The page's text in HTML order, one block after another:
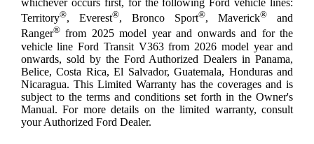
whichever occurs first, for the following Ford vehicle lines:
Territory®, Everest®, Bronco Sport®, Maverick® and
Ranger®from 2025 model year and onwards and for the
vehicle line Ford Transit V363 from 2026 model year and
onwards, sold by the Ford Authorized Dealers in Panama,
Belice, Costa Rica, El Salvador, Guatemala, Honduras and
Nicaragua. This Limited Warranty has the coverages and is
subject to the terms and conditions set forth in the Owner's
Manual. For more details on the limited warranty, consult
your Authorized Ford Dealer.